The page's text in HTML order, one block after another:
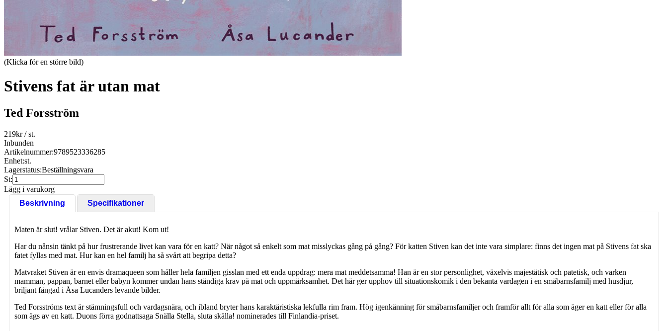
(Klicka för en större bild)
Stivens fat är utan mat
Ted Forsström
219kr/ st.
Inbunden
Artikelnummer:9789523336285
Enhet:st.
Lagerstatus:Beställningsvara
St:
Lägg i varukorg
Beskrivning
Specifikationer
Maten är slut! vrålar Stiven. Det är akut! Kom ut!
Har du nånsin tänkt på hur frustrerande livet kan vara för en katt? När något så enkelt som mat misslyckas gång på gång? För katten Stiven kan det inte vara simplare: finns det ingen mat på Stivens fat ska
fatet fyllas med mat. Hur kan en hel familj ha så svårt att begripa detta?
Matvraket Stiven är en envis dramaqueen som håller hela familjen gisslan med ett enda uppdrag: mera mat meddetsamma! Han är en stor personlighet, växelvis majestätisk och patetisk, och varken
mamman, pappan, barnet eller babyn kommer undan hans ständiga krav på mat och uppmärksamhet. Det här ger upphov till situationskomik i den bekanta vardagen i en småbarnsfamilj med husdjur,
briljant fångad i Åsa Lucanders levande bilder.
Ted Forsströms text är stämningsfull och vardagsnära, och ibland bryter hans karaktäristiska lekfulla rim fram. Hög igenkänning för småbarnsfamiljer och framför allt för alla som äger en katt eller för alla
som ägs av en katt. Duons förra godnattsaga Snälla Stella, sluta skälla! nominerades till Finlandia-priset.